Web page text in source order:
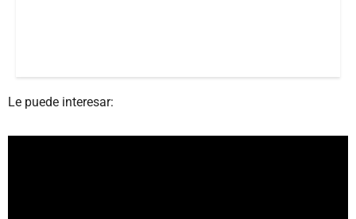
Le puede interesar: